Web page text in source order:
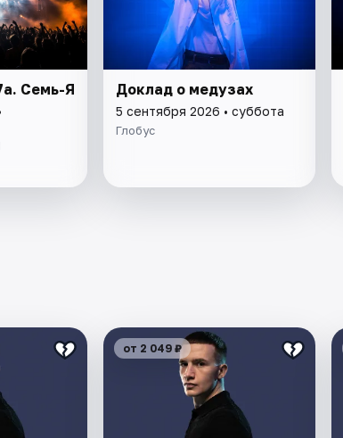
Семь-Я Доклад о медузах
5 сентября 2026 • суббота
Глобус
от 2 049 ₽